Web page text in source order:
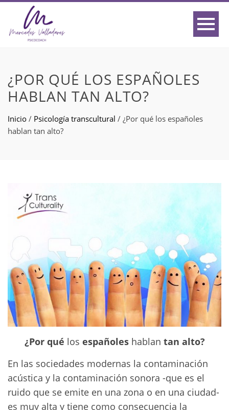
¿POR QUÉ LOS ESPAÑOLES
HABLAN TAN ALTO?
Inicio / Psicología transcultural / ¿Por qué los españoles
hablan tan alto?
¿Por qué los españoles hablan tan alto?
En las sociedades modernas la contaminación
acústica y la contaminación sonora -que es el
ruido que se emite en una zona o en una ciudad-
es muy alta y tiene como consecuencia la